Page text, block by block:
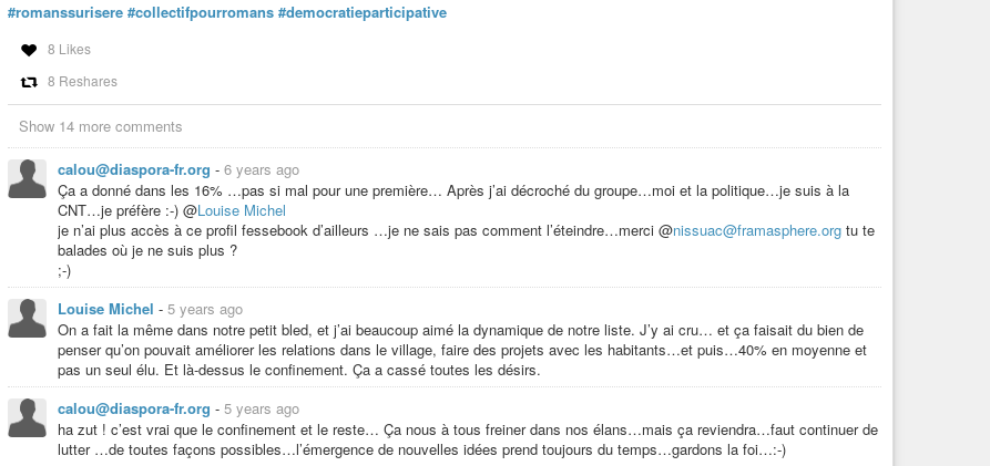
#romanssurisere #collectifpourromans #democratieparticipative
8 Likes
8 Reshares
Show 14 more comments
calou@diaspora-fr.org - 6 years ago
Ça a donné dans les 16% …pas si mal pour une première… Après j’ai décroché du groupe…moi et la politique…je suis à la
CNT…je préfère :-) @Louise Michel
je n’ai plus accès à ce profil fessebook d’ailleurs …je ne sais pas comment l’éteindre…merci @nissuac@framasphere.org tu te
balades où je ne suis plus ?
;-)
Louise Michel - 5 years ago
On a fait la même dans notre petit bled, et j’ai beaucoup aimé la dynamique de notre liste. J’y ai cru… et ça faisait du bien de
penser qu’on pouvait améliorer les relations dans le village, faire des projets avec les habitants…et puis…40% en moyenne et
pas un seul élu. Et là-dessus le confinement. Ça a cassé toutes les désirs.
calou@diaspora-fr.org - 5 years ago
ha zut ! c’est vrai que le confinement et le reste… Ça nous à tous freiner dans nos élans…mais ça reviendra…faut continuer de
lutter …de toutes façons possibles…l’émergence de nouvelles idées prend toujours du temps…gardons la foi…:-)